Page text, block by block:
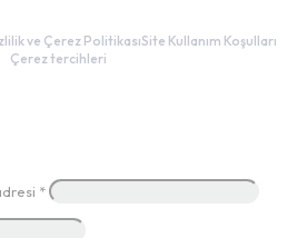
ve Çerez PolitikasıSite Kullanım Koşulları
Çerez tercihleri
*